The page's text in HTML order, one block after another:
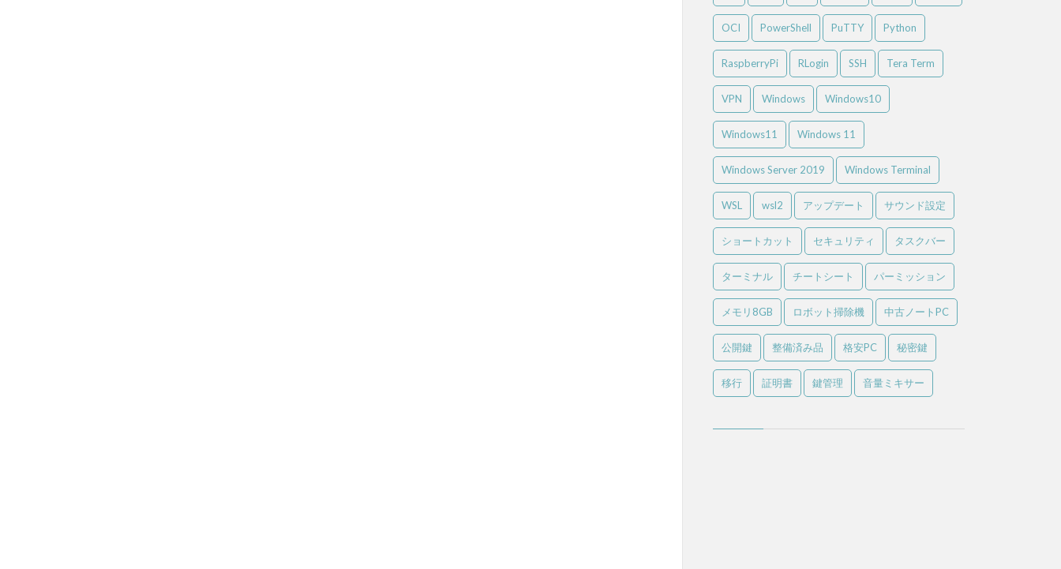
OCI PowerShell PuTTY Python
RaspberryPi RLogin SSH Tera Term
VPN Windows Windows10
Windows11 Windows 11
Windows Server 2019 Windows Terminal
WSL wsl2 アップデート サウンド設定
ショートカット セキュリティ タスクバー
ターミナル チートシート パーミッション
メモリ8GB ロボット掃除機 中古ノートPC
公開鍵 整備済み品 格安PC 秘密鍵
移行 証明書 鍵管理 音量ミキサー